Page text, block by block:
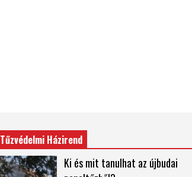
Tűzvédelmi Házirend
Ki és mit tanulhat az újbudai